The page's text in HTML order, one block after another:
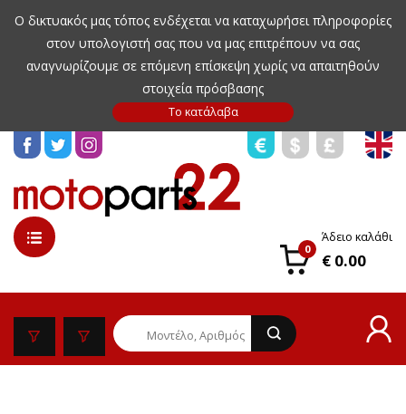
Ο δικτυακός μας τόπος ενδέχεται να καταχωρήσει πληροφορίες
στον υπολογιστή σας που να μας επιτρέπουν να σας
αναγνωρίζουμε σε επόμενη επίσκεψη χωρίς να απαιτηθούν
στοιχεία πρόσβασης
0
Άδειο καλάθι
€ 0.00